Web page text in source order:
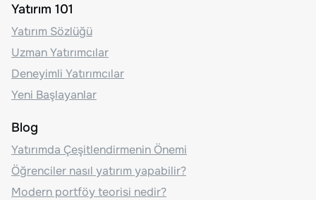
Yatırım 101
Yatırım Sözlüğü
Uzman Yatırımcılar
Deneyimli Yatırımcılar
Yeni Başlayanlar
Blog
Yatırımda Çeşitlendirmenin Önemi
Öğrenciler nasıl yatırım yapabilir?
Modern portföy teorisi nedir?